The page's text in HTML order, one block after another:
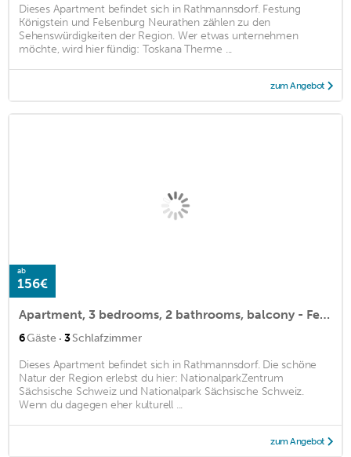
Dieses Apartment befindet sich in Rathmannsdorf. Festung
Königstein und Felsenburg Neurathen zählen zu den
Sehenswürdigkeiten der Region. Wer etwas unternehmen
möchte, wird hier fündig: Toskana Therme ...
zum Angebot
ab
156€
Apartment, 3 bedrooms, 2 bathrooms, balcony - Ferienhaus Büttner
6Gäste · 3Schlafzimmer
Dieses Apartment befindet sich in Rathmannsdorf. Die schöne
Natur der Region erlebst du hier: NationalparkZentrum
Sächsische Schweiz und Nationalpark Sächsische Schweiz.
Wenn du dagegen eher kulturell ...
zum Angebot